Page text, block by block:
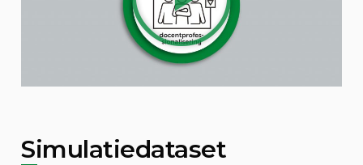
Simulatiedataset